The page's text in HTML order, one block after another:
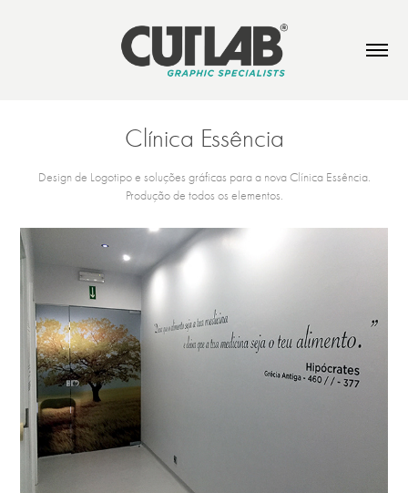
Clínica Essência
Design de Logotipo e soluções gráficas para a nova Clínica Essência.
Produção de todos os elementos.